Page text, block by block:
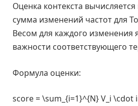
Оценка контекста
сумма изменений частот для
Весом для каждого изменения
важности соответствующего
Формула оценки:
score = \sum_{i=1}^{N} V_i \cdot